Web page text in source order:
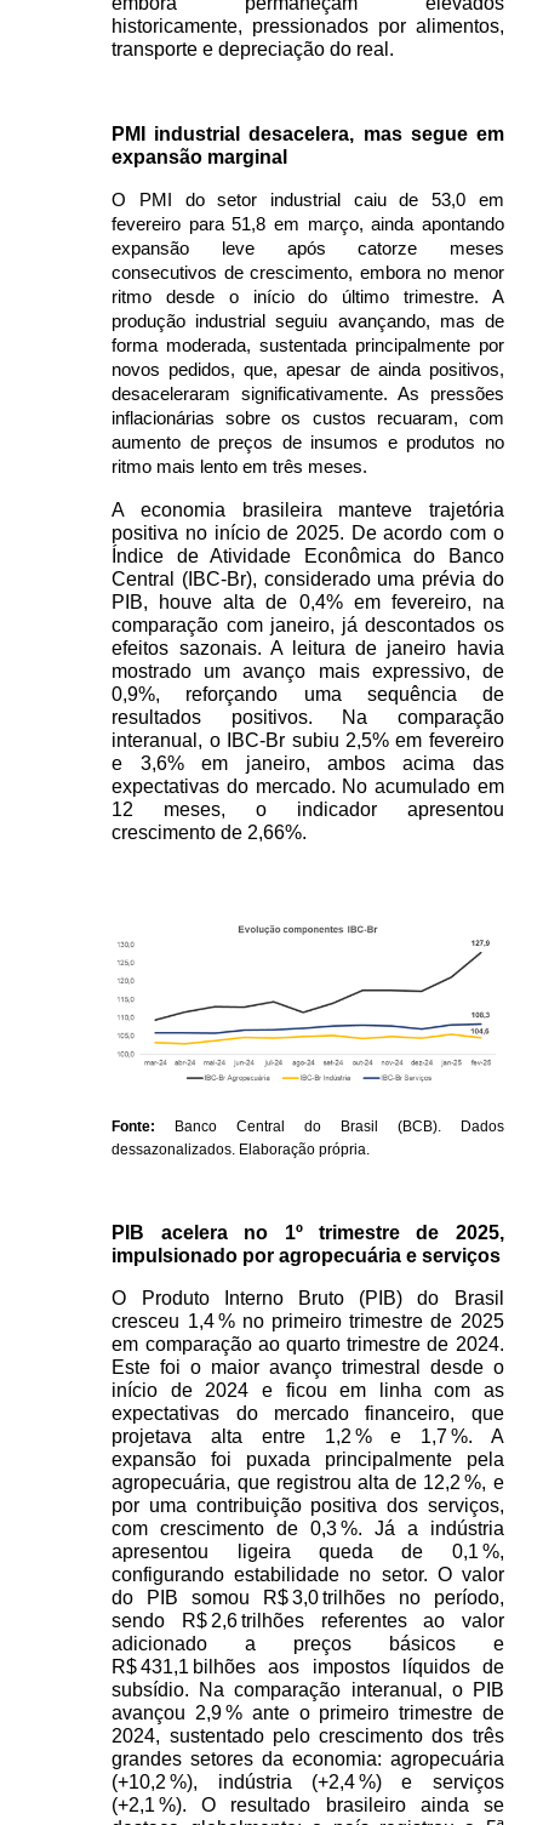
historicamente, pressionados por alimentos,
transporte e depreciação do real.
PMI industrial desacelera, mas segue em
expansão marginal
O PMI do setor industrial caiu de 53,0 em
fevereiro para 51,8 em março, ainda apontando
expansão leve após catorze meses
consecutivos de crescimento, embora no menor
ritmo desde o início do último trimestre. A
produção industrial seguiu avançando, mas de
forma moderada, sustentada principalmente por
novos pedidos, que, apesar de ainda positivos,
desaceleraram significativamente. As pressões
inflacionárias sobre os custos recuaram, com
aumento de preços de insumos e produtos no
ritmo mais lento em três meses.
A economia brasileira manteve trajetória
positiva no início de 2025. De acordo com o
Índice de Atividade Econômica do Banco
Central (IBC-Br), considerado uma prévia do
PIB, houve alta de 0,4% em fevereiro, na
comparação com janeiro, já descontados os
efeitos sazonais. A leitura de janeiro havia
mostrado um avanço mais expressivo, de
0,9%, reforçando uma sequência de
resultados positivos. Na comparação
interanual, o IBC-Br subiu 2,5% em fevereiro
e 3,6% em janeiro, ambos acima das
expectativas do mercado. No acumulado em
12 meses, o indicador apresentou
crescimento de 2,66%.
Fonte: Banco Central do Brasil (BCB). Dados
dessazonalizados. Elaboração própria.
PIB acelera no 1º trimestre de 2025,
impulsionado por agropecuária e serviços
O Produto Interno Bruto (PIB) do Brasil
cresceu 1,4 % no primeiro trimestre de 2025
em comparação ao quarto trimestre de 2024.
Este foi o maior avanço trimestral desde o
início de 2024 e ficou em linha com as
expectativas do mercado financeiro, que
projetava alta entre 1,2 % e 1,7 %. A
expansão foi puxada principalmente pela
agropecuária, que registrou alta de 12,2 %, e
por uma contribuição positiva dos serviços,
com crescimento de 0,3 %. Já a indústria
apresentou ligeira queda de 0,1 %,
configurando estabilidade no setor. O valor
do PIB somou R$ 3,0 trilhões no período,
sendo R$ 2,6 trilhões referentes ao valor
adicionado a preços básicos e
R$ 431,1 bilhões aos impostos líquidos de
subsídio. Na comparação interanual, o PIB
avançou 2,9 % ante o primeiro trimestre de
2024, sustentado pelo crescimento dos três
grandes setores da economia: agropecuária
(+10,2 %), indústria (+2,4 %) e serviços
(+2,1 %). O resultado brasileiro ainda se